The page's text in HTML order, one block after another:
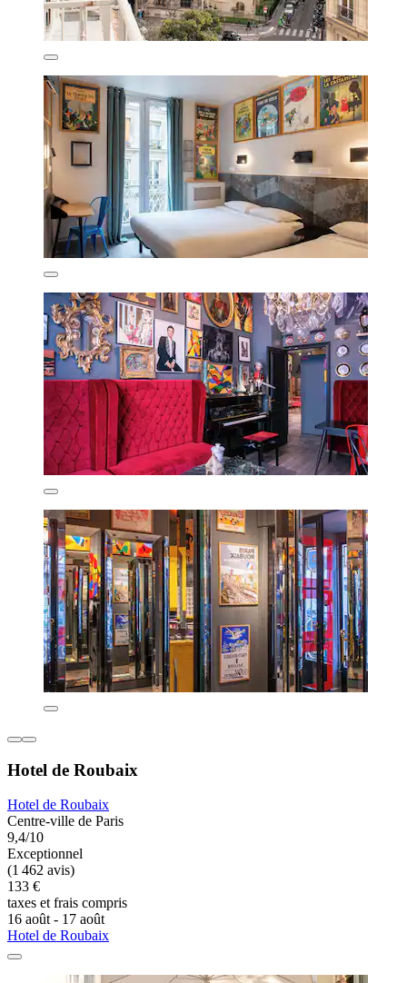
Hotel de Roubaix
Hotel de Roubaix
Centre-ville de Paris
9,4/10
Exceptionnel
(1 462 avis)
133 €
taxes et frais compris
16 août - 17 août
Hotel de Roubaix